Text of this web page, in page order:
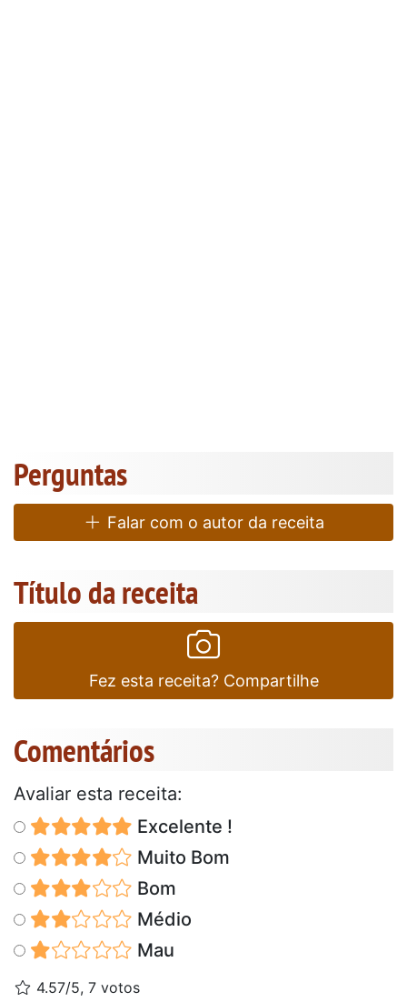
Perguntas
Falar com o autor da receita
Título da receita
Fez esta receita? Compartilhe
Comentários
Avaliar esta receita:
Excelente !
Muito Bom
Bom
Médio
Mau
4.57/5, 7 votos